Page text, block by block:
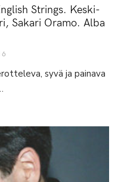
Strings. Keski-
Sakari Oramo. Alba
syvä ja painava